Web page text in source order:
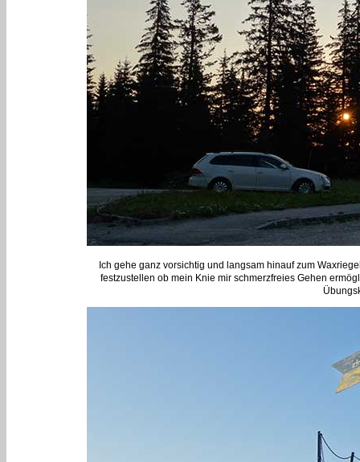
Ich gehe ganz vorsichtig und langsam hinauf zum
festzustellen ob mein Knie mir schmerzfreies Gehen